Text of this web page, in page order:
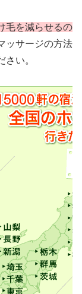
毛を減らせるの
ッサージの方法
い。